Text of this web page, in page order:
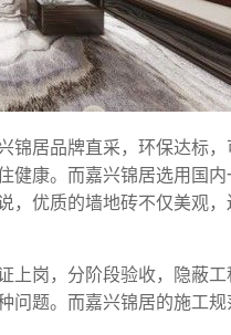
锦居品牌直采，环保达标
健康。而嘉兴锦居选用国
，优质的墙地砖不仅美观
上岗，分阶段验收，隐蔽
题。而嘉兴锦居的施工规